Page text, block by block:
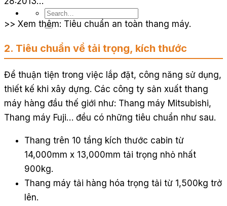
>> Xem thêm: Tiêu chuẩn an toàn thang máy.
2. Tiêu chuẩn về tải trọng, kích thước
Để thuận tiện trong việc lắp đặt, công năng sử dụng,
thiết kế khi xây dựng. Các công ty sản xuất thang
máy hàng đầu thế giới như: Thang máy Mitsubishi,
Thang máy Fuji… đều có những tiêu chuẩn như sau.
Thang trên 10 tầng kích thước cabin từ
14,000mm x 13,000mm tải trọng nhỏ nhất
900kg.
Thang máy tải hàng hóa trọng tải từ 1,500kg trở
lên.